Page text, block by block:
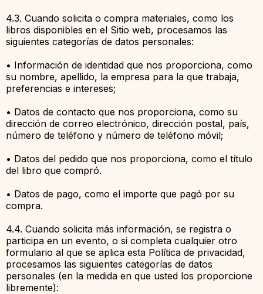
4.3. Cuando solicita o compra materiales, como los
libros disponibles en el Sitio web, procesamos las
siguientes categorías de datos personales:
• Información de identidad que nos proporciona, como
su nombre, apellido, la empresa para la que trabaja,
preferencias e intereses;
• Datos de contacto que nos proporciona, como su
dirección de correo electrónico, dirección postal, país,
número de teléfono y número de teléfono móvil;
• Datos del pedido que nos proporciona, como el título
del libro que compró.
• Datos de pago, como el importe que pagó por su
compra.
4.4. Cuando solicita más información, se registra o
participa en un evento, o si completa cualquier otro
formulario al que se aplica esta Política de privacidad,
procesamos las siguientes categorías de datos
personales (en la medida en que usted los proporcione
libremente):